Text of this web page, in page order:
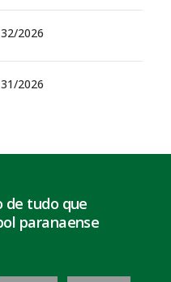
2026
2026
de tudo que
paranaense